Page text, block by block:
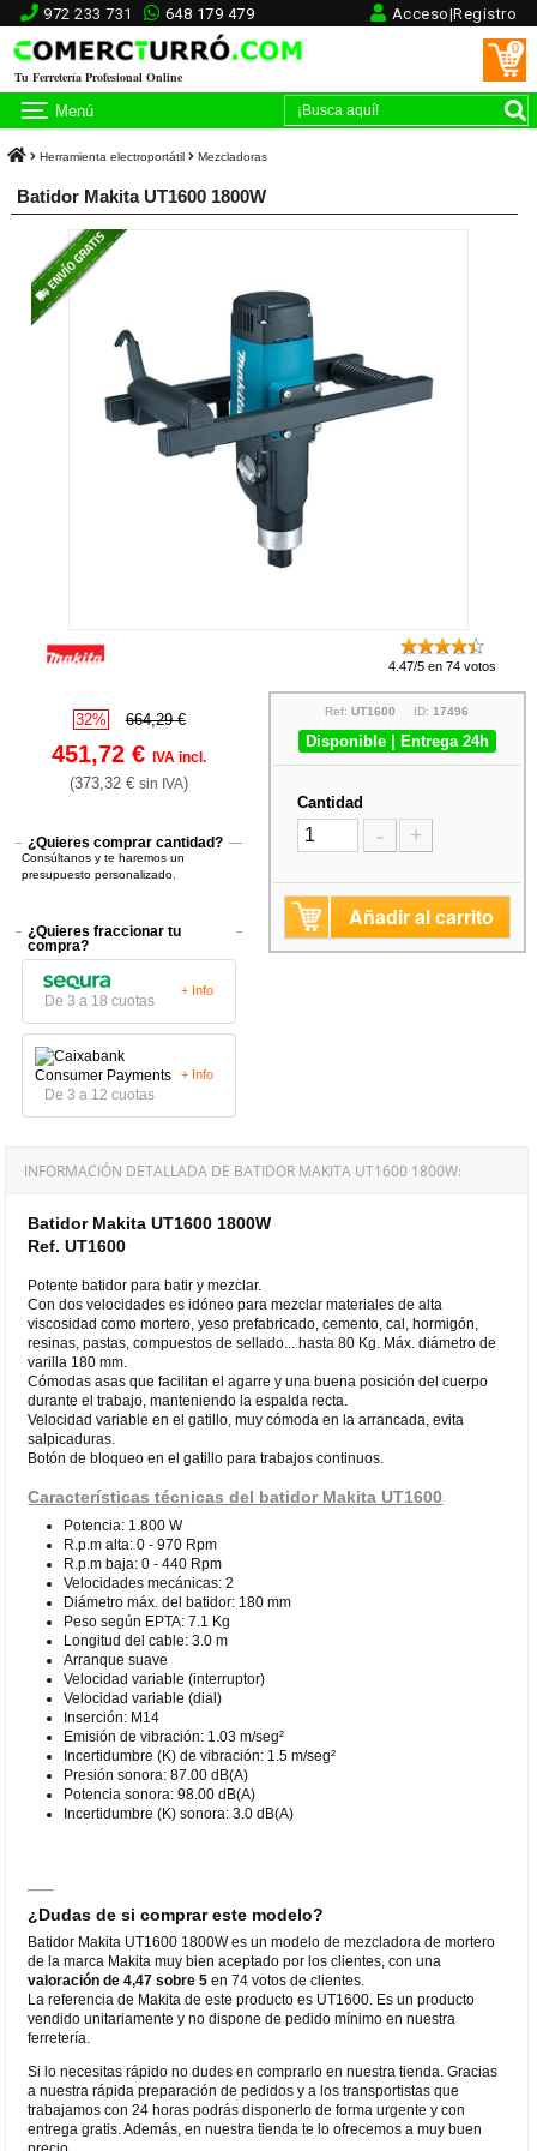
972 233 731 648 179 479 Acceso|Registro
Tu Ferretería Profesional Online
0
Menú
Herramienta electroportátil Mezcladoras
Batidor Makita UT1600 1800W
4.47/5 en 74 votos
32% 664,29 €
451,72 €IVA incl.
(373,32 €sin IVA)
¿Quieres comprar cantidad?
Consúltanos y te haremos un
presupuesto personalizado.
¿Quieres fraccionar tu
compra?
De 3 a 18 cuotas
+ Info
De 3 a 12 cuotas
+ Info
Ref:UT1600 ID:17496
Disponible | Entrega 24h
Cantidad
- +
Añadir al carrito
INFORMACIÓN DETALLADA DE BATIDOR MAKITA UT1600 1800W:
Batidor Makita UT1600 1800W
Ref. UT1600
Potente batidor para batir y mezclar.
Con dos velocidades es idóneo para mezclar materiales de alta
viscosidad como mortero, yeso prefabricado, cemento, cal, hormigón,
resinas, pastas, compuestos de sellado... hasta 80 Kg. Máx. diámetro de
varilla 180 mm.
Cómodas asas que facilitan el agarre y una buena posición del cuerpo
durante el trabajo, manteniendo la espalda recta.
Velocidad variable en el gatillo, muy cómoda en la arrancada, evita
salpicaduras.
Botón de bloqueo en el gatillo para trabajos continuos.
Características técnicas del batidor Makita UT1600
Potencia: 1.800 W
R.p.m alta: 0 - 970 Rpm
R.p.m baja: 0 - 440 Rpm
Velocidades mecánicas: 2
Diámetro máx. del batidor: 180 mm
Peso según EPTA: 7.1 Kg
Longitud del cable: 3.0 m
Arranque suave
Velocidad variable (interruptor)
Velocidad variable (dial)
Inserción: M14
Emisión de vibración: 1.03 m/seg²
Incertidumbre (K) de vibración: 1.5 m/seg²
Presión sonora: 87.00 dB(A)
Potencia sonora: 98.00 dB(A)
Incertidumbre (K) sonora: 3.0 dB(A)
¿Dudas de si comprar este modelo?
Batidor Makita UT1600 1800W es un modelo de mezcladora de mortero
de la marca Makita muy bien aceptado por los clientes, con una
valoración de 4,47 sobre 5 en 74 votos de clientes.
La referencia de Makita de este producto es UT1600. Es un producto
vendido unitariamente y no dispone de pedido mínimo en nuestra
ferretería.
Si lo necesitas rápido no dudes en comprarlo en nuestra tienda. Gracias
a nuestra rápida preparación de pedidos y a los transportistas que
trabajamos con 24 horas podrás disponerlo de forma urgente y con
entrega gratis. Además, en nuestra tienda te lo ofrecemos a muy buen